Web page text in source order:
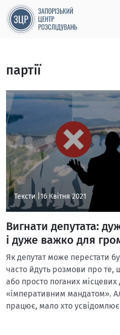
партії
Тексти | 16 Квітня 2021
Вигнати депутата:
і дуже важко для
Як депутат може перестати
часто йдуть розмови про те,
або просто поганих місцевих
«імперативним мандатом».
працює, мало хто усвідомлює